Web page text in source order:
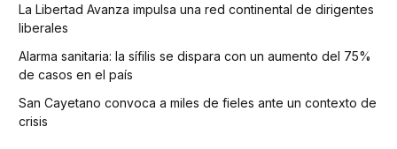
La Libertad Avanza impulsa una red continental de dirigentes
liberales
Alarma sanitaria: la sífilis se dispara con un aumento del 75%
de casos en el país
San Cayetano convoca a miles de fieles ante un contexto de
crisis